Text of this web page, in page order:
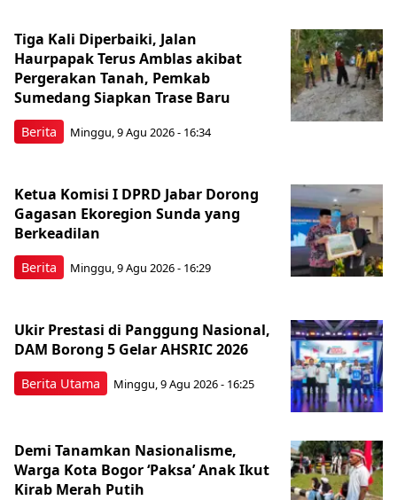
Berita
Tiga Kali Diperbaiki, Jalan
Haurpapak Terus Amblas akibat
Pergerakan Tanah, Pemkab
Sumedang Siapkan Trase Baru
Minggu, 9 Agu 2026 - 16:34
Berita
Ketua Komisi I DPRD Jabar Dorong
Gagasan Ekoregion Sunda yang
Berkeadilan
Minggu, 9 Agu 2026 - 16:29
Berita Utama
Ukir Prestasi di Panggung Nasional,
DAM Borong 5 Gelar AHSRIC 2026
Minggu, 9 Agu 2026 - 16:25
Demi Tanamkan Nasionalisme,
Warga Kota Bogor ‘Paksa’ Anak Ikut
Kirab Merah Putih